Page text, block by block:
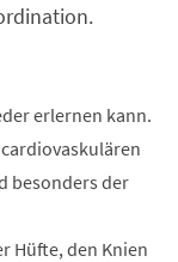
erlernen kann.
besonders der
Hüfte, den Knien